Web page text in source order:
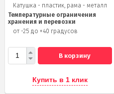
Катушка - пластик, рама - металл
Температурные ограничения
хранения и перевозки
от -25 до +40 градусов
В корзину
Купить в 1 клик